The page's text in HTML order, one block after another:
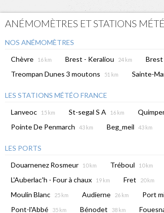
ANÉMOMÈTRES ET STATIONS
NOS ANÉMOMÈTRES
Chèvre
16 km Brest - Keraliou 24 km Brest
Treompan Dunes 3 moutons 51 km Sainte-
LES STATIONS MÉTÉO FRANCE
Lanveoc
15 km St-segal S A 16 km
Pointe De Penmarch 43 km Beg_meil 43 km
LES PORTS
Douarnenez Rosmeur
10 km Tréboul 10 km
L'Auberlac'h - Four à chaux 19 km Fret 20 km
Moulin Blanc 25 km Audierne 26 km Port
Pont-l'Abbé 35 km Bénodet 38 km